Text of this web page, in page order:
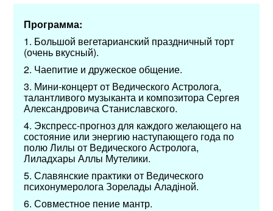
Программа:
1. Большой вегетарианский праздничный торт
(очень вкусный).
2. Чаепитие и дружеское общение.
3. Мини-концерт от Ведического Астролога,
талантливого музыканта и композитора Сергея
Александровича Станиславского.
4. Экспресс-прогноз для каждого желающего на
состояние или энергию наступающего года по
полю Лилы от Ведического Астролога,
Лиладхары Аллы Мутелики.
5. Славянские практики от Ведического
психонумеролога Зорелады Аладіной.
6. Совместное пение мантр.